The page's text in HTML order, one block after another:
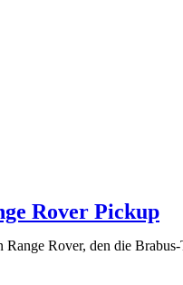
Rover Pickup
Rover, den die